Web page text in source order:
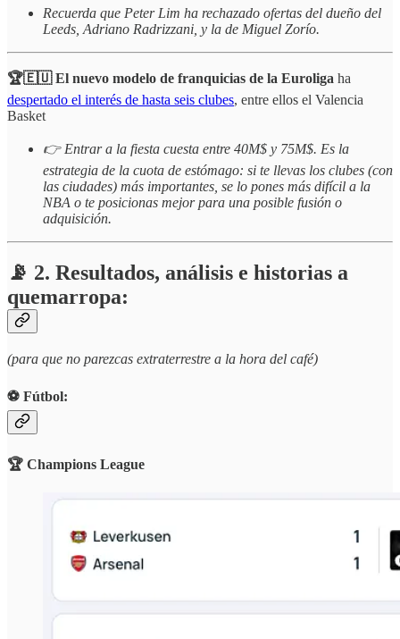
Recuerda que Peter Lim ha rechazado ofertas del dueño del
Leeds, Adriano Radrizzani, y la de Miguel Zorío.
🏆🇪🇺 El nuevo modelo de franquicias de la Euroliga ha
despertado el interés de hasta seis clubes, entre ellos el Valencia
Basket
👉 Entrar a la fiesta cuesta entre 40M$ y 75M$. Es la
estrategia de la cuota de estómago: si te llevas los clubes (con
las ciudades) más importantes, se lo pones más difícil a la
NBA o te posicionas mejor para una posible fusión o
adquisición.
📡 2. Resultados, análisis e historias a
quemarropa:
(para que no parezcas extraterrestre a la hora del café)
⚽️ Fútbol:
🏆 Champions League